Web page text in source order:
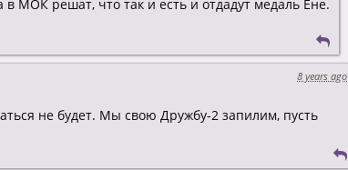
МОК решат, что так и есть и отдадут медаль Ëне.
8 years ago
не будет. Мы свою Дружбу-2 запилим, пусть